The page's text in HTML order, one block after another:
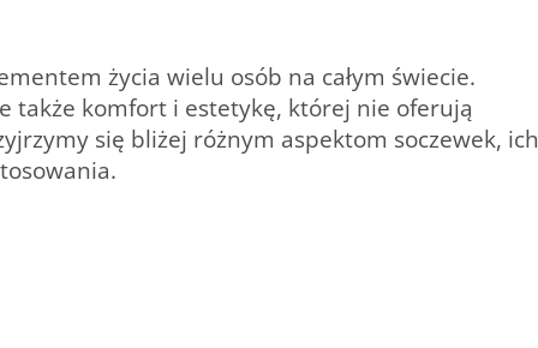
życia wielu osób na całym świecie.
także komfort i estetykę, której nie oferują
się bliżej różnym aspektom soczewek, ich